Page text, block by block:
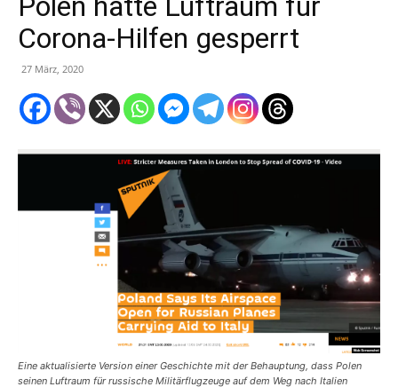
Corona-Hilfen gesperrt
27 März, 2020
Eine aktualisierte Version einer Geschichte mit der Behauptung, dass Polen
seinen Luftraum für russische Militärflugzeuge auf dem Weg nach Italien